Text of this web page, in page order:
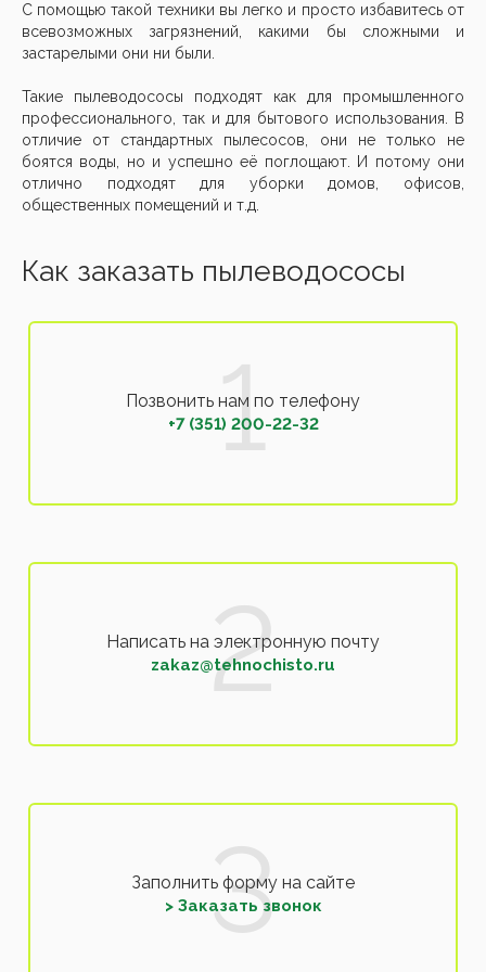
С помощью такой техники вы легко и просто избавитесь от
всевозможных загрязнений, какими бы сложными и
застарелыми они ни были.
Такие пылеводососы подходят как для промышленного
профессионального, так и для бытового использования. В
отличие от стандартных пылесосов, они не только не
боятся воды, но и успешно её поглощают. И потому они
отлично подходят для уборки домов, офисов,
общественных помещений и т.д.
Как заказать пылеводососы
Позвонить нам по телефону
+7 (351) 200-22-32
Написать на электронную почту
zakaz@tehnochisto.ru
Заполнить форму на сайте
> Заказать звонок